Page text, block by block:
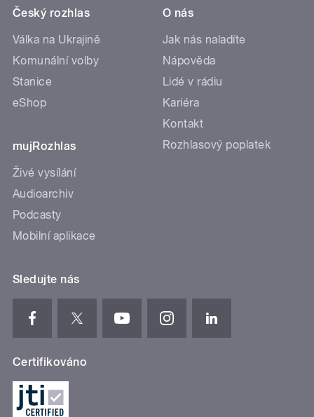
Český rozhlas
Válka na Ukrajině
Komunální volby
Stanice
eShop
mujRozhlas
Živé vysílání
Audioarchiv
Podcasty
Mobilní aplikace
O nás
Jak nás naladíte
Nápověda
Lidé v rádiu
Kariéra
Kontakt
Rozhlasový poplatek
Sledujte nás
Certifikováno